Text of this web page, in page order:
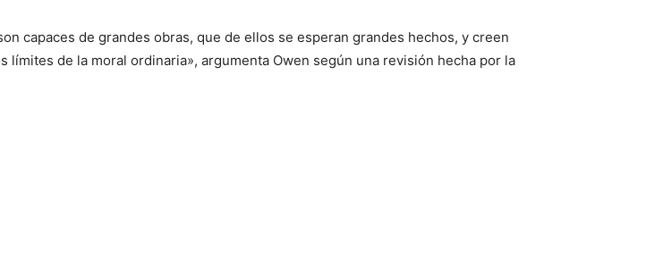
capaces de grandes obras, que de ellos se esperan grandes hechos, y creen
de la moral ordinaria», argumenta Owen según una revisión hecha por la